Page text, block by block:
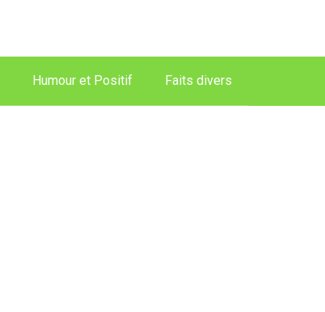
Humour et Positif Faits divers